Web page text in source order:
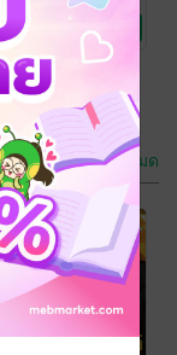
COMTODAY
ARIP
นิตยสาร
คอมพิวเตอร์
No Rating
ดูทั้งหมด